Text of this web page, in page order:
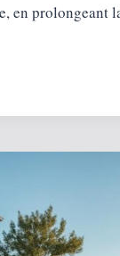
en prolongeant